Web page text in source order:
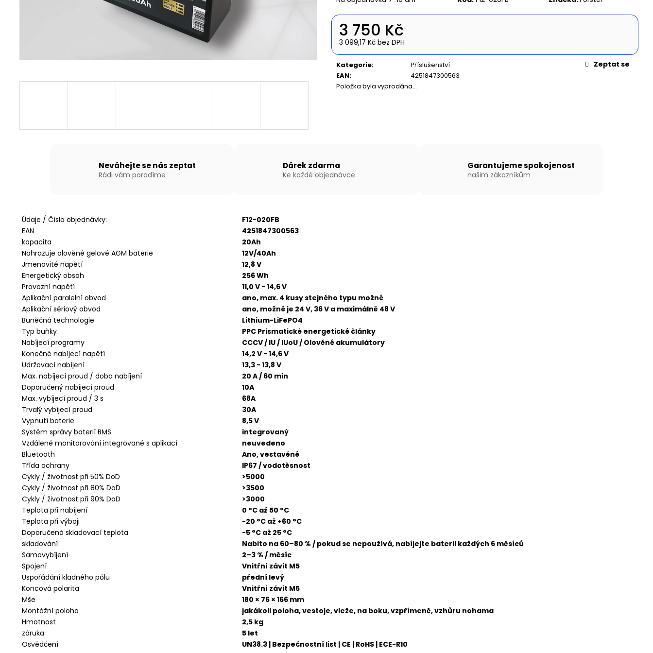
3 750 Kč
3 099,17 Kč bez DPH
Kategorie:
Příslušenství
EAN:
4251847300563
Položka byla vyprodána…
Zeptat se
Neváhejte se nás zeptat
Rádi vám poradíme
Dárek zdarma
Ke každé objednávce
Garantujeme spokojenost
našim zákazníkům
Údaje / Číslo objednávky:
F12-020FB
EAN
4251847300563
kapacita
20Ah
Nahrazuje olověné gelové AGM baterie
12V/40Ah
Jmenovité napětí
12,8 V
Energetický obsah
256 Wh
Provozní napětí
11,0 V - 14,6 V
Aplikační paralelní obvod
ano, max. 4 kusy stejného typu možné
Aplikační sériový obvod
ano, možné je 24 V, 36 V a maximálně 48 V
Buněčná technologie
Lithium-LiFePO4
Typ buňky
PPC Prismatické energetické články
Nabíjecí programy
CCCV / IU / IUoU / Olověné akumulátory
Konečné nabíjecí napětí
14,2 V - 14,6 V
Udržovací nabíjení
13,3 - 13,8 V
Max. nabíjecí proud / doba nabíjení
20 A / 60 min
Doporučený nabíjecí proud
10A
Max. vybíjecí proud / 3 s
68A
Trvalý vybíjecí proud
30A
Vypnutí baterie
8,5 V
Systém správy baterií BMS
integrovaný
Vzdálené monitorování integrované s aplikací
neuvedeno
Bluetooth
Ano, vestavěné
Třída ochrany
IP67 / vodotěsnost
Cykly / životnost při 50% DoD
>5000
Cykly / životnost při 80% DoD
>3500
Cykly / životnost při 90% DoD
>3000
Teplota při nabíjení
0 °C až 50 °C
Teplota při výboji
-20 °C až +60 °C
Doporučená skladovací teplota
-5 °C až 25 °C
skladování
Nabito na 60–80 % / pokud se nepoužívá, nabíjejte baterii každých 6 měsíců
Samovybíjení
2–3 % / měsíc
Spojení
Vnitřní závit M5
Uspořádání kladného pólu
přední levý
Koncová polarita
Vnitřní závit M5
Mše
180 × 76 × 166 mm
Montážní poloha
jakákoli poloha, vestoje, vleže, na boku, vzpřímeně, vzhůru nohama
Hmotnost
2,5 kg
záruka
5 let
Osvědčení
UN38.3 | Bezpečnostní list | CE | RoHS | ECE-R10
NAFUKOVACÍ ČLUN WILLIS BOATS RY-
BD240 V BÍLO-MODRÉ BARVĚ SE
SKLÁDACÍ DŘEVĚNOU PODLAHOU
NAFUKOVACÍ ČLUN WILLIS BOATS RY-
BD270 V ZELENÉ BARVĚ SE SKLÁDACÍ
DŘEVĚNOU PODLAHOU
14 890 Kč
NAFUKOVACÍ ČLUN WILLIS BOATS RY-
SKLÁDACÍ HLINÍKOVOU PODLAHOU
16 990 Kč